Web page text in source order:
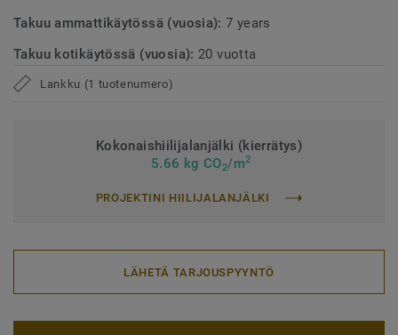
Takuu ammattikäytössä (vuosia):7 years
Takuu kotikäytössä (vuosia): 20 vuotta
Lankku (1 tuotenumero)
Kokonaishiilijalanjälki (kierrätys)
5.66 kg CO2/m2
PROJEKTINI HIILIJALANJÄLKI
LÄHETÄ TARJOUSPYYNTÖ